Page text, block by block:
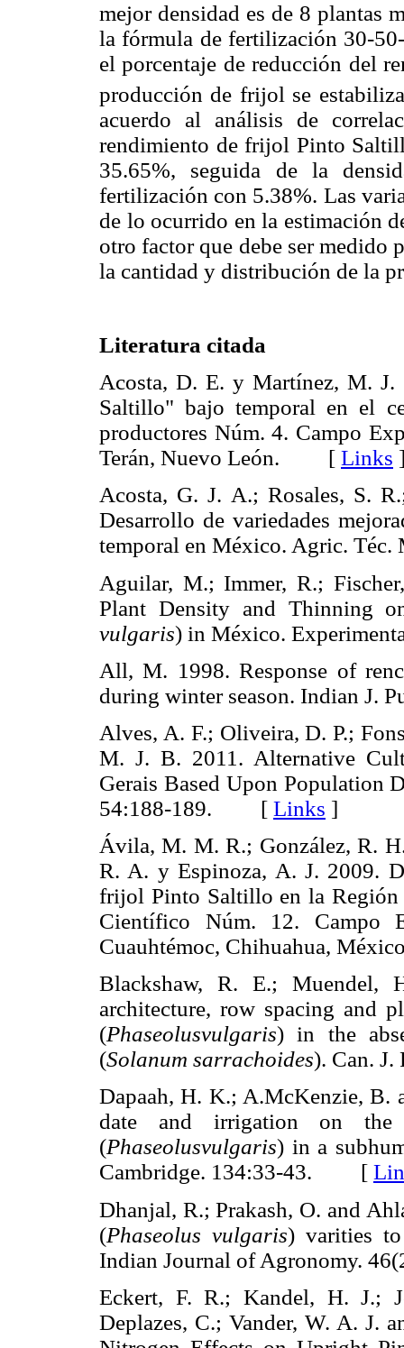
mejor densidad es de 8 plantas
la fórmula de fertilización 30-
el porcentaje de reducción del
producción de frijol se
acuerdo al análisis de
rendimiento de frijol Pinto
35.65%, seguida de la
fertilización con 5.38%. Las
de lo ocurrido en la estimación
otro factor que debe ser medido
la cantidad y distribución de la
Literatura citada
Acosta, D. E. y Martínez, M.
Saltillo" bajo temporal en el
productores Núm. 4. Campo
Terán, Nuevo León. [ Links
Acosta, G. J. A.; Rosales, S.
Desarrollo de variedades
temporal en México. Agric.
Aguilar, M.; Immer, R.;
Plant Density and Thinning
vulgaris) in México.
All, M. 1998. Response of
during winter season. Indian
Alves, A. F.; Oliveira, D. P.;
M. J. B. 2011. Alternative
Gerais Based Upon Population
54:188-189. [ Links ]
Ávila, M. M. R.; González, R.
R. A. y Espinoza, A. J. 2009.
frijol Pinto Saltillo en la Región
Científico Núm. 12. Campo
Cuauhtémoc, Chihuahua,
Blackshaw, R. E.; Muendel,
architecture, row spacing and
(Phaseolusvulgaris) in the
(Solanum sarrachoides). Can.
Dapaah, H. K.; A.McKenzie,
date and irrigation on
(Phaseolusvulgaris) in a
Cambridge. 134:33-43. [
Dhanjal, R.; Prakash, O. and
(Phaseolus vulgaris) varities
Indian Journal of Agronomy.
Eckert, F. R.; Kandel, H. J.;
Deplazes, C.; Vander, W. A. J.